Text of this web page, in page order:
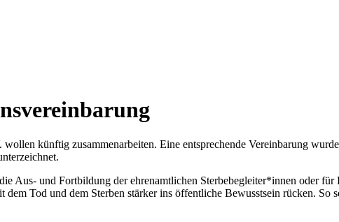
künftig zusammenarbeiten. Eine entsprechende Vereinbarung
Aus- und Fortbildung der ehrenamtlichen Sterbebegleiter*innen oder für
Tod und dem Sterben stärker ins öffentliche Bewusstsein rücken. So